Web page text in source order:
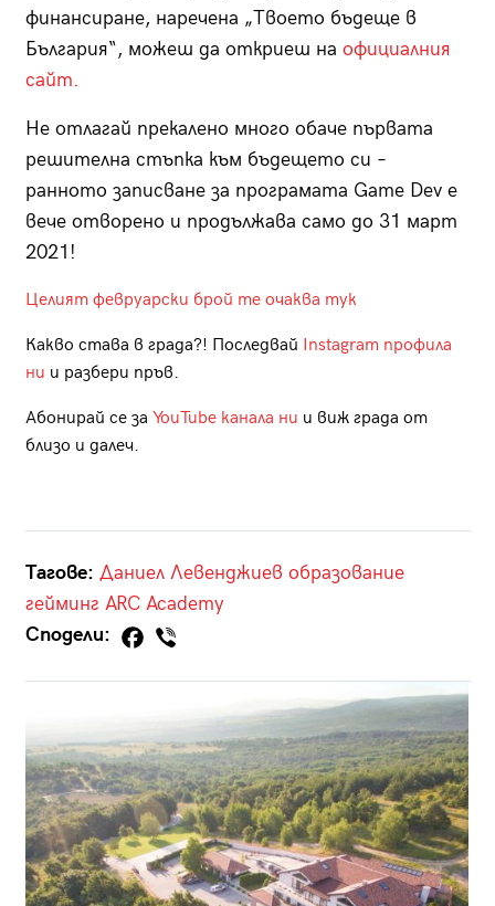
финансиране, наречена „Твоето бъдеще в
България“, можеш да откриеш на официалния
сайт.
Не отлагай прекалено много обаче първата
решителна стъпка към бъдещето си –
ранното записване за програмата Game Dev е
вече отворено и продължава само до 31 март
2021!
Целият февруарски брой те очаква тук
Какво става в града?! Последвай Instagram профила
ни и разбери пръв.
Абонирай се за YouTube канала ни и виж града от
близо и далеч.
Тагове: Даниел Левенджиев образование
гейминг ARC Academy
Сподели: